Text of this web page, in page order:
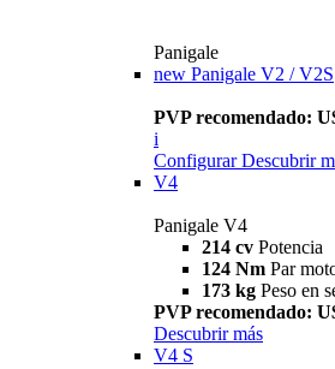
Panigale
new Panigale V2 / V2S
PVP recomendado:
i
Configurar Descubrir
V4
Panigale V4
214 cv Potencia
124 Nm Par
173 kg Peso en
PVP recomendado:
Descubrir más
V4 S